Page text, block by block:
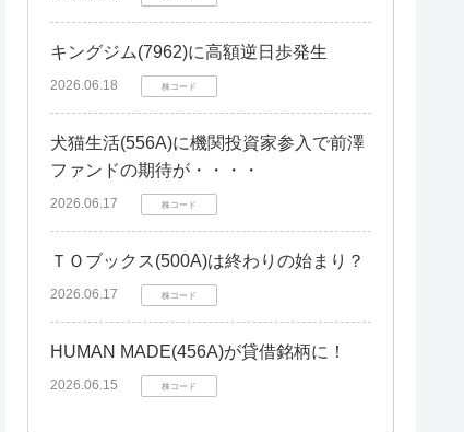
キングジム(7962)に高額逆日歩発生
2026.06.18 株コード
犬猫生活(556A)に機関投資家参入で前澤
ファンドの期待が・・・・
2026.06.17 株コード
ＴＯブックス(500A)は終わりの始まり？
2026.06.17 株コード
HUMAN MADE(456A)が貸借銘柄に！
2026.06.15 株コード